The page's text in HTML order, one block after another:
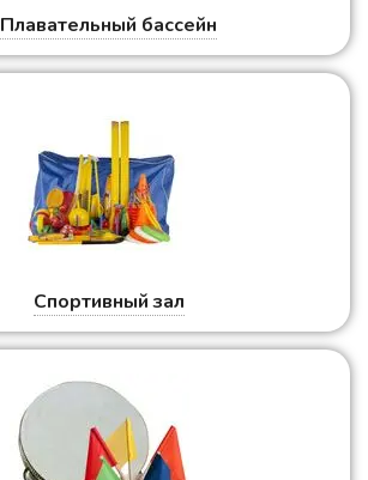
Плавательный бассейн
Спортивный зал